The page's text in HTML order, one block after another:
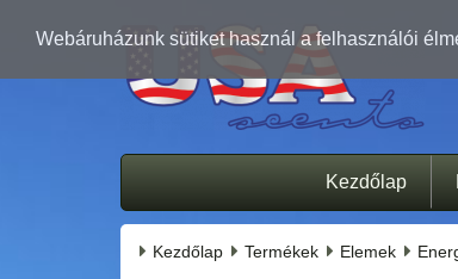
Webáruházunk sütiket használ a felhasználói
Kezdőlap
Kezdőlap Termékek Elemek